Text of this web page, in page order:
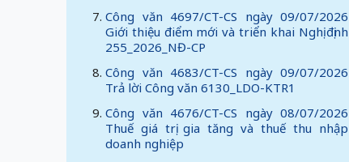
Công văn 4697/CT-CS ngày 09/07/2026
Giới thiệu điểm mới và triển khai Nghị định
255_2026_NĐ-CP
Công văn 4683/CT-CS ngày 09/07/2026
Trả lời Công văn 6130_LDO-KTR1
Công văn 4676/CT-CS ngày 08/07/2026
Thuế giá trị gia tăng và thuế thu nhập
doanh nghiệp